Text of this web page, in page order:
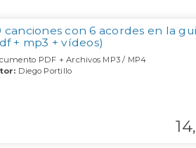
canciones con 6 acordes en la
+ mp3 + vídeos)
PDF + Archivos MP3 / MP4
Diego Portillo
14,